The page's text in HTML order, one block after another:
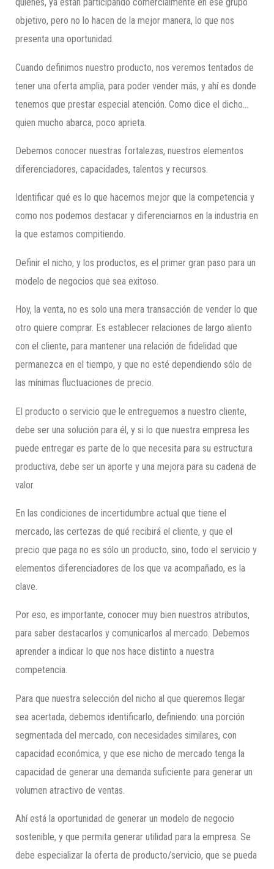
objetivo, pero no lo hacen de la mejor manera, lo que nos
presenta una oportunidad.
Cuando definimos nuestro producto, nos veremos tentados de
tener una oferta amplia, para poder vender más, y ahí es donde
tenemos que prestar especial atención. Como dice el dicho…
quien mucho abarca, poco aprieta.
Debemos conocer nuestras fortalezas, nuestros elementos
diferenciadores, capacidades, talentos y recursos.
Identificar qué es lo que hacemos mejor que la competencia y
como nos podemos destacar y diferenciarnos en la industria en
la que estamos compitiendo.
Definir el nicho, y los productos, es el primer gran paso para un
modelo de negocios que sea exitoso.
Hoy, la venta, no es solo una mera transacción de vender lo que
otro quiere comprar. Es establecer relaciones de largo aliento
con el cliente, para mantener una relación de fidelidad que
permanezca en el tiempo, y que no esté dependiendo sólo de
las mínimas fluctuaciones de precio.
El producto o servicio que le entreguemos a nuestro cliente,
debe ser una solución para él, y si lo que nuestra empresa les
puede entregar es parte de lo que necesita para su estructura
productiva, debe ser un aporte y una mejora para su cadena de
valor.
En las condiciones de incertidumbre actual que tiene el
mercado, las certezas de qué recibirá el cliente, y que el
precio que paga no es sólo un producto, sino, todo el servicio y
elementos diferenciadores de los que va acompañado, es la
clave.
Por eso, es importante, conocer muy bien nuestros atributos,
para saber destacarlos y comunicarlos al mercado. Debemos
aprender a indicar lo que nos hace distinto a nuestra
competencia.
Para que nuestra selección del nicho al que queremos llegar
sea acertada, debemos identificarlo, definiendo: una porción
segmentada del mercado, con necesidades similares, con
capacidad económica, y que ese nicho de mercado tenga la
capacidad de generar una demanda suficiente para generar un
volumen atractivo de ventas.
Ahí está la oportunidad de generar un modelo de negocio
sostenible, y que permita generar utilidad para la empresa. Se
debe especializar la oferta de producto/servicio, que se pueda